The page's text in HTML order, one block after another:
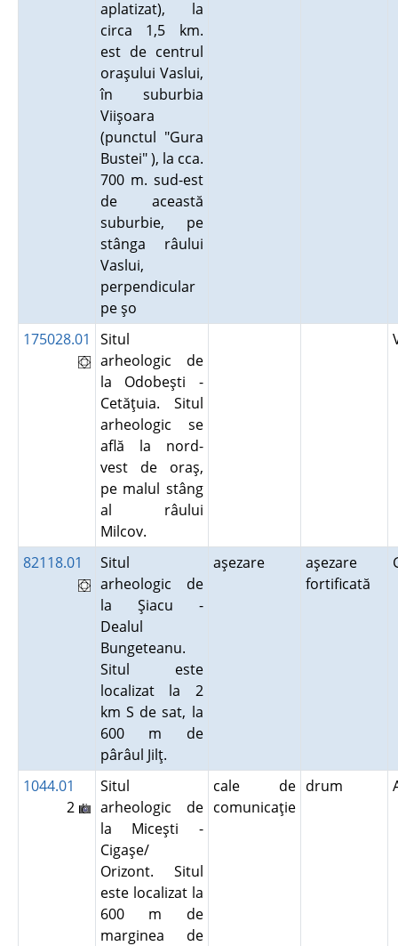
aplatizat), la
circa 1,5 km.
est de centrul
oraşului Vaslui,
în suburbia
Viişoara
(punctul "Gura
Bustei" ), la cca.
700 m. sud-est
de această
suburbie, pe
stânga râului
Vaslui,
perpendicular
pe şo
175028.01
Situl
arheologic de
la Odobeşti -
Cetăţuia. Situl
arheologic se
află la nord-
vest de oraş,
pe malul stâng
al râului
Milcov.
82118.01
Situl
arheologic de
la Şiacu -
Dealul
Bungeteanu.
Situl este
localizat la 2
km S de sat, la
600 m de
pârâul Jilţ.
aşezare
aşezare
fortificată
1044.01
2
Situl
arheologic de
la Miceşti -
Cigaşe/
Orizont. Situl
este localizat la
600 m de
marginea de
cale de
comunicaţie
drum